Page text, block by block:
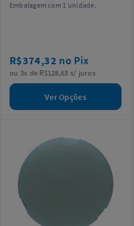
Embalagem com 1 unidade.
R$374,32 no Pix
ou 3x de R$128,63 s/ juros
Ver Opções